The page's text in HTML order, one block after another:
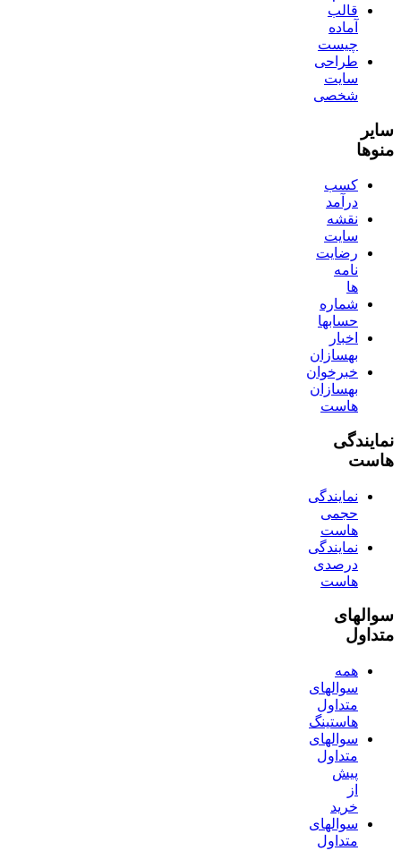
قالب
آماده
چیست
طراحی
سایت
شخصی
سایر
منوها
کسب
درآمد
نقشه
سایت
رضایت
نامه
ها
شماره
حسابها
اخبار
بهسازان
خبرخوان
بهسازان
هاست
نمایندگی
هاست
نمایندگی
حجمی
هاست
نمایندگی
درصدی
هاست
سوالهای
متداول
همه
سوالهای
متداول
هاستینگ
سوالهای
متداول
پیش
از
خرید
سوالهای
متداول